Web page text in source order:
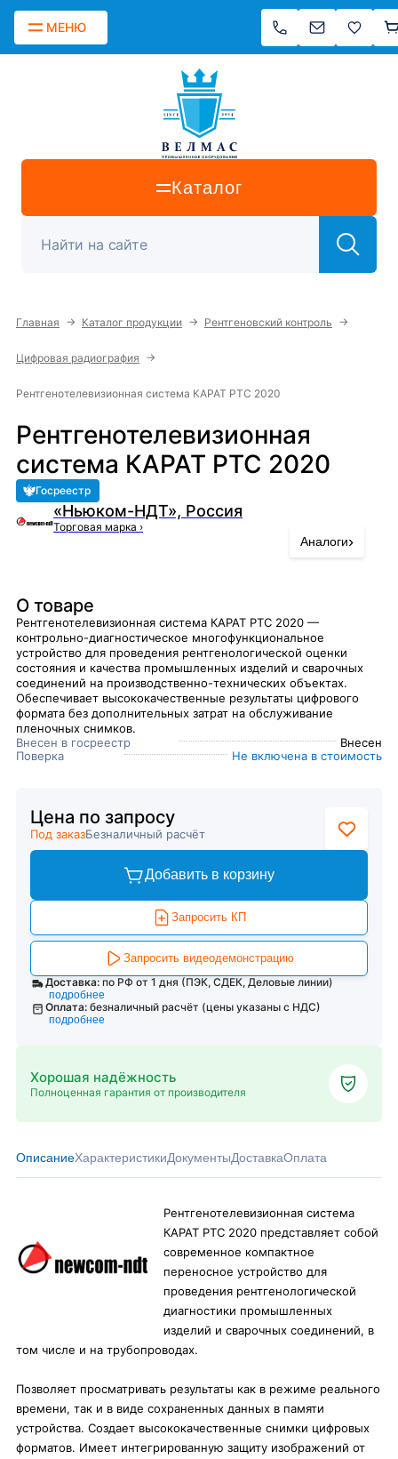
МЕНЮ
Каталог
Главная → Каталог продукции → Рентгеновский контроль →
Цифровая радиография →
Рентгенотелевизионная система КАРАТ РТС 2020
Рентгенотелевизионная
система КАРАТ РТС 2020
Госреестр
«Ньюком-НДТ», Россия
Торговая марка ›
Аналоги›
О товаре
Рентгенотелевизионная система КАРАТ РТС 2020 —
контрольно-диагностическое многофункциональное
устройство для проведения рентгенологической оценки
состояния и качества промышленных изделий и сварочных
соединений на производственно-технических объектах.
Обеспечивает высококачественные результаты цифрового
формата без дополнительных затрат на обслуживание
пленочных снимков.
Внесен в госреестр
Внесен
Поверка
Не включена в стоимость
Цена по запросу
Под заказБезналичный расчёт
Добавить в корзину
Запросить КП
Запросить видеодемонстрацию
Доставка: по РФ от 1 дня (ПЭК, СДЕК, Деловые линии)
подробнее
Оплата: безналичный расчёт (цены указаны с НДС)
подробнее
Хорошая надёжность
Полноценная гарантия от производителя
ОписаниеХарактеристикиДокументыДоставкаОплата
Рентгенотелевизионная система
КАРАТ РТС 2020 представляет собой
современное компактное
переносное устройство для
проведения рентгенологической
диагностики промышленных
изделий и сварочных соединений, в
том числе и на трубопроводах.
Позволяет просматривать результаты как в режиме реального
времени, так и в виде сохраненных данных в памяти
устройства. Создает высококачественные снимки цифровых
форматов. Имеет интегрированную защиту изображений от